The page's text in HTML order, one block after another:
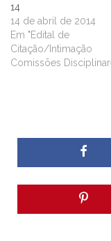
14
14 de abril de 2014
Em "Edital de
Citação/Intimação
Comissões